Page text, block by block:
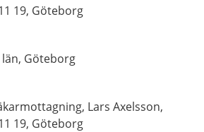
19, Göteborg
Göteborg
Lars Axelsson,
19, Göteborg